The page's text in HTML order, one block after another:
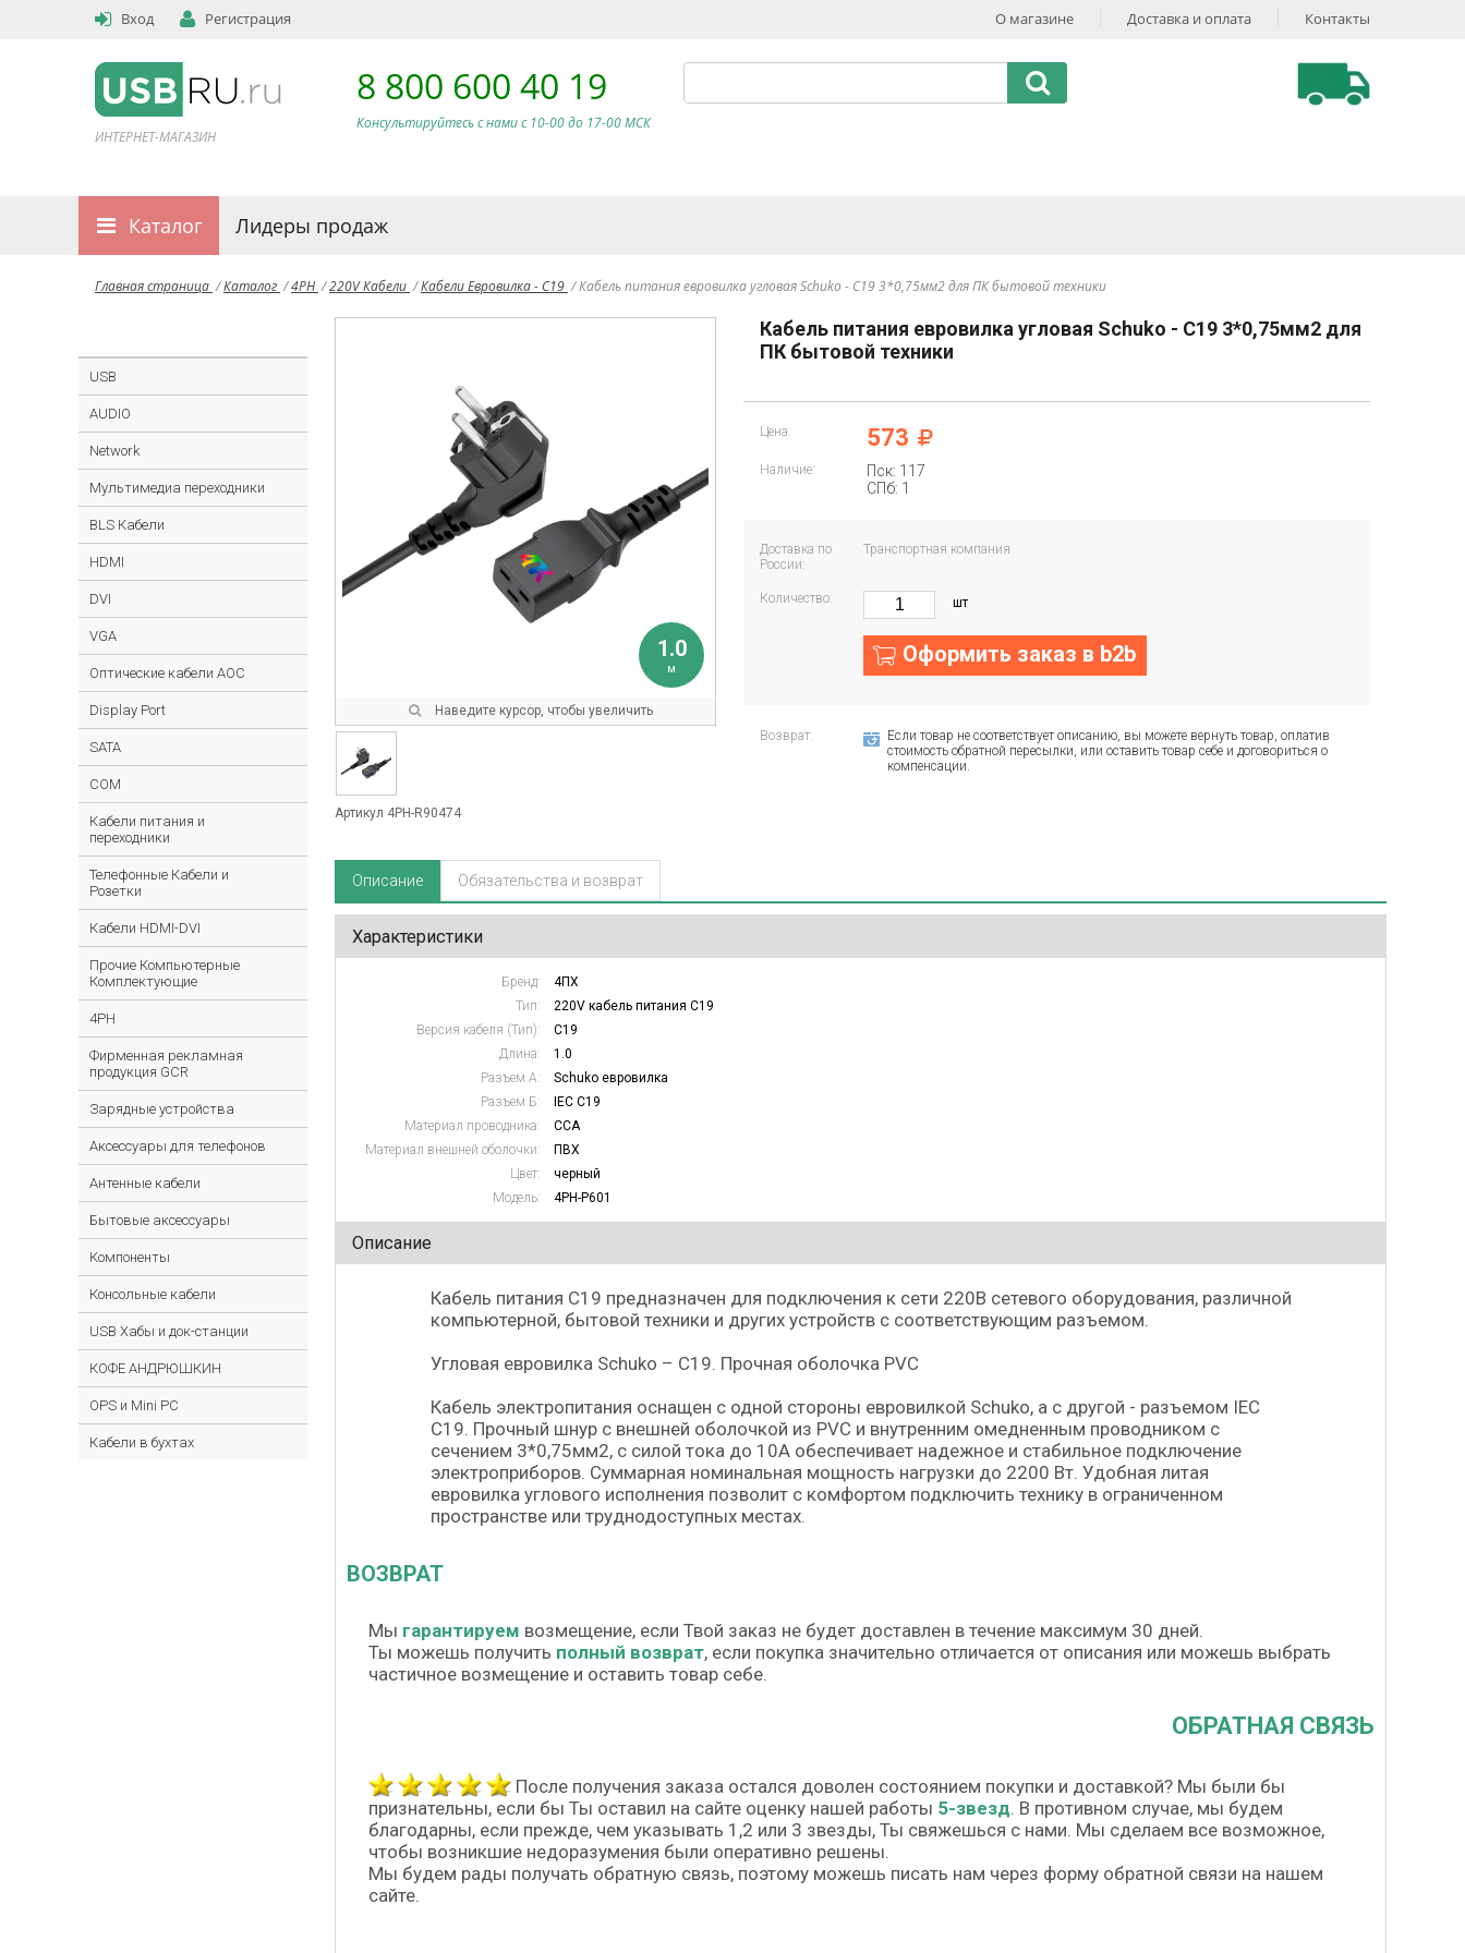
Вход Регистрация О магазине Доставка и оплата Контакты
ИНТЕРНЕТ-МАГАЗИН
8 800 600 40 19
Консультируйтесь с нами c 10-00 до 17-00 МСК
Каталог Лидеры продаж
Главная страница /Каталог /4PH /220V Кабели /Кабели Евровилка - C19 /Кабель питания евровилка угловая Schuko - С19 3*0,75мм2 для ПК бытовой техники
USB
AUDIO
Network
Мультимедиа переходники
BLS Кабели
HDMI
DVI
VGA
Оптические кабели AOC
Display Port
SATA
COM
Кабели питания и
переходники
Телефонные Кабели и
Розетки
Кабели HDMI-DVI
Прочие Компьютерные
Комплектующие
4PH
Фирменная рекламная
продукция GCR
Зарядные устройства
Аксессуары для телефонов
Антенные кабели
Бытовые аксессуары
Компоненты
Консольные кабели
USB Хабы и док-станции
КОФЕ АНДРЮШКИН
OPS и Mini PC
Кабели в бухтах
1.0
м
Наведите курсор, чтобы увеличить
Артикул 4PH-R90474
Кабель питания евровилка угловая Schuko - С19 3*0,75мм2 для
ПК бытовой техники
Цена: 573
Наличие:
Пск: 117
СПб: 1
Доставка по
России:
Транспортная компания
Количество: шт
Оформить заказ в b2b
Возврат:
Если товар не соответствует описанию, вы можете вернуть товар, оплатив
стоимость обратной пересылки, или оставить товар себе и договориться о
компенсации.
Описание Обязательства и возврат
Характеристики
Бренд:
4ПХ
Тип:
220V кабель питания C19
Версия кабеля (Тип):
C19
Длина:
1.0
Разъем А:
Schuko евровилка
Разъем Б:
IEC C19
Материал проводника:
CCA
Материал внешней оболочки:
ПВХ
Цвет:
черный
Модель:
4PH-P601
Описание
Кабель питания С19 предназначен для подключения к сети 220В сетевого оборудования, различной
компьютерной, бытовой техники и других устройств с соответствующим разъемом.
Угловая евровилка Schuko – С19. Прочная оболочка PVC
Кабель электропитания оснащен с одной стороны евровилкой Schuko, а с другой - разъемом IEC
C19. Прочный шнур с внешней оболочкой из PVC и внутренним омедненным проводником с
сечением 3*0,75мм2, с силой тока до 10А обеспечивает надежное и стабильное подключение
электроприборов. Суммарная номинальная мощность нагрузки до 2200 Вт. Удобная литая
евровилка углового исполнения позволит с комфортом подключить технику в ограниченном
пространстве или труднодоступных местах.
ВОЗВРАТ
Мы гарантируем возмещение, если Твой заказ не будет доставлен в течение максимум 30 дней.
Ты можешь получить полный возврат, если покупка значительно отличается от описания или можешь выбрать
частичное возмещение и оставить товар себе.
ОБРАТНАЯ СВЯЗЬ
После получения заказа остался доволен состоянием покупки и доставкой? Мы были бы
признательны, если бы Ты оставил на сайте оценку нашей работы 5-звезд. В противном случае, мы будем
благодарны, если прежде, чем указывать 1,2 или 3 звезды, Ты свяжешься с нами. Мы сделаем все возможное,
чтобы возникшие недоразумения были оперативно решены.
Мы будем рады получать обратную связь, поэтому можешь писать нам через форму обратной связи на нашем
сайте.